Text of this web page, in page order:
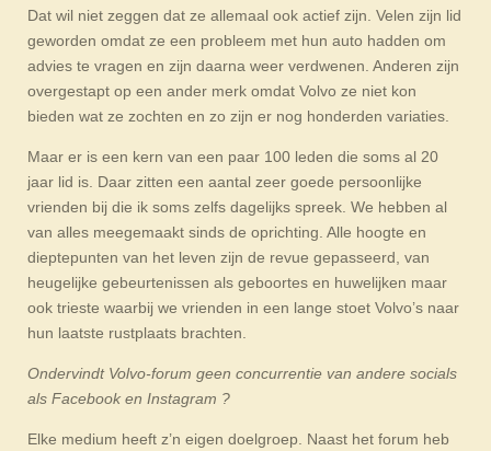
Dat wil niet zeggen dat ze allemaal ook actief zijn. Velen zijn lid
geworden omdat ze een probleem met hun auto hadden om
advies te vragen en zijn daarna weer verdwenen. Anderen zijn
overgestapt op een ander merk omdat Volvo ze niet kon
bieden wat ze zochten en zo zijn er nog honderden variaties.
Maar er is een kern van een paar 100 leden die soms al 20
jaar lid is. Daar zitten een aantal zeer goede persoonlijke
vrienden bij die ik soms zelfs dagelijks spreek. We hebben al
van alles meegemaakt sinds de oprichting. Alle hoogte en
dieptepunten van het leven zijn de revue gepasseerd, van
heugelijke gebeurtenissen als geboortes en huwelijken maar
ook trieste waarbij we vrienden in een lange stoet Volvo’s naar
hun laatste rustplaats brachten.
Ondervindt Volvo-forum geen concurrentie van andere socials
als Facebook en Instagram ?
Elke medium heeft z’n eigen doelgroep. Naast het forum heb